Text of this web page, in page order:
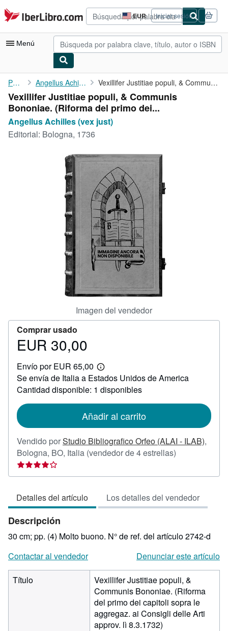
Pasar al contenido principal
IberLibro.com EUR
Preferencias
de
compra
del
Iniciar sesión
Menú
Mi cuenta
Consultar mis pedidos
Búsqueda avanzada
Colecciones
Arte y coleccionismo
Comenzar a vender
CERRAR
Portada Angellus Achilles (vex just) Vexillifer Justitiae populi, & Communis Bononiae. (Riforma del ...
Vexillifer Justitiae populi, & Communis
Bononiae. (Riforma del primo dei...
Angellus Achilles (vex just)
Editorial: Bologna, 1736
Imagen del vendedor
Comprar usado
Precio
30,00
EUR 30,00
Envío por EUR 65,00
Más
información
sobre
las
envío
Se envía de Italia a Estados Unidos de America
Cantidad disponible: 1 disponibles
Añadir al carrito
Vendido porStudio Bibliografico Orfeo (ALAI - ILAB),
Bologna, BO, Italia (vendedor de 4 estrellas)
vendedor:
de
5
Detalles del artículo Los detalles del vendedor
Descripción
30 cm; pp. (4) Molto buono. N° de ref. del artículo 2742-d
Contactar al vendedor
Denunciar este artículo
Título
Vexillifer Justitiae populi, &
Communis Bononiae. (Riforma
del primo dei capitoli sopra le
aggregaz. ai Consigli delle Arti
approv. lì 8.3.1732)